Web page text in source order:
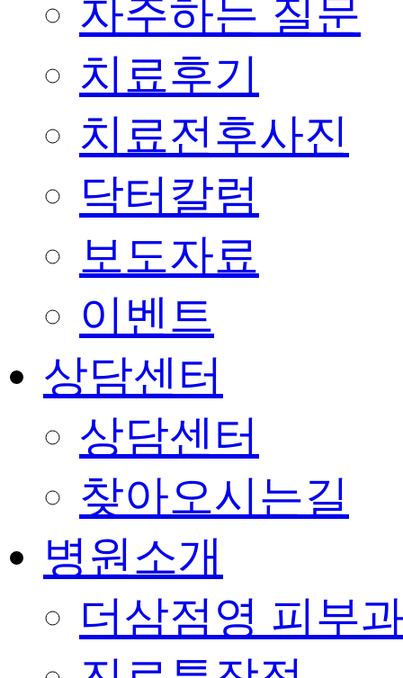
자주하는 질문
치료후기
치료전후사진
닥터칼럼
보도자료
이벤트
상담센터
상담센터
찾아오시는길
병원소개
더삼점영 피부